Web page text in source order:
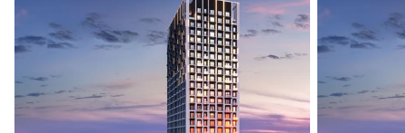
Студии26 от 4.5 млн руб
1-комн32 от 5.6 млн руб
2-комн22 от 8.5 млн руб
3-комн +
от 10.5 млн руб
О проекте
Все квартиры